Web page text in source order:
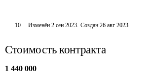
10 Изменён2 сен 2023. Создан 26 авг 2023
Стоимость контракта
1 440 000